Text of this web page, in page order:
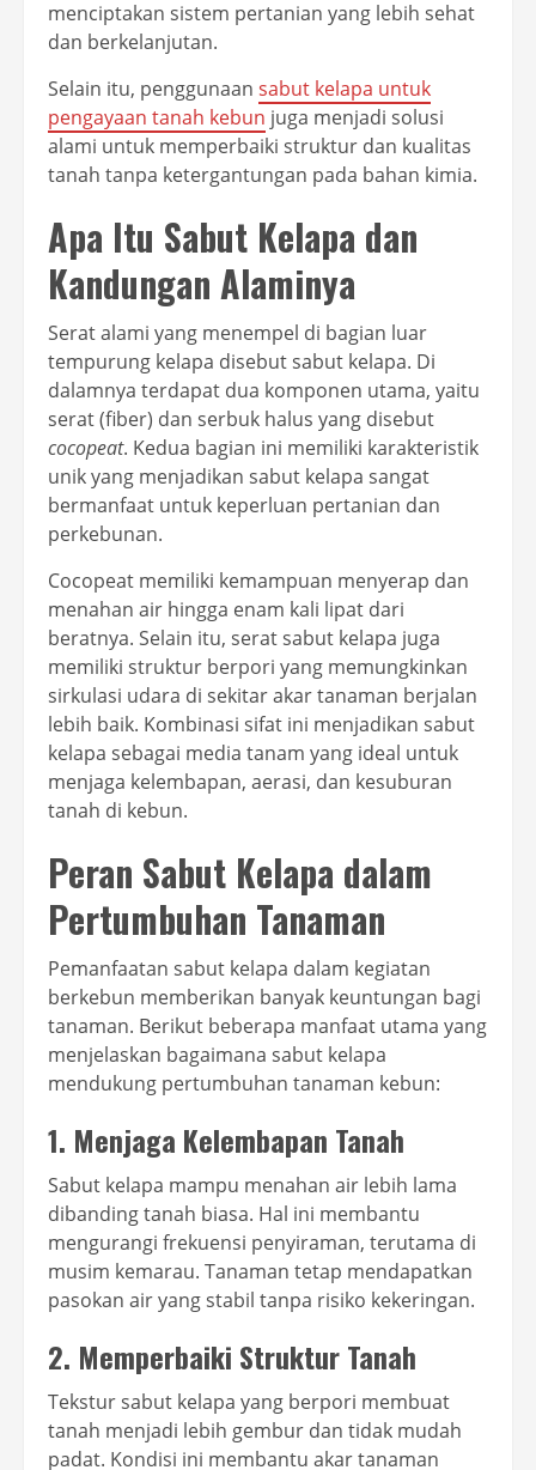
menciptakan sistem pertanian yang lebih sehat
dan berkelanjutan.
Selain itu, penggunaan sabut kelapa untuk
pengayaan tanah kebun juga menjadi solusi
alami untuk memperbaiki struktur dan kualitas
tanah tanpa ketergantungan pada bahan kimia.
Apa Itu Sabut Kelapa dan
Kandungan Alaminya
Serat alami yang menempel di bagian luar
tempurung kelapa disebut sabut kelapa. Di
dalamnya terdapat dua komponen utama, yaitu
serat (fiber) dan serbuk halus yang disebut
cocopeat. Kedua bagian ini memiliki karakteristik
unik yang menjadikan sabut kelapa sangat
bermanfaat untuk keperluan pertanian dan
perkebunan.
Cocopeat memiliki kemampuan menyerap dan
menahan air hingga enam kali lipat dari
beratnya. Selain itu, serat sabut kelapa juga
memiliki struktur berpori yang memungkinkan
sirkulasi udara di sekitar akar tanaman berjalan
lebih baik. Kombinasi sifat ini menjadikan sabut
kelapa sebagai media tanam yang ideal untuk
menjaga kelembapan, aerasi, dan kesuburan
tanah di kebun.
Peran Sabut Kelapa dalam
Pertumbuhan Tanaman
Pemanfaatan sabut kelapa dalam kegiatan
berkebun memberikan banyak keuntungan bagi
tanaman. Berikut beberapa manfaat utama yang
menjelaskan bagaimana sabut kelapa
mendukung pertumbuhan tanaman kebun:
1. Menjaga Kelembapan Tanah
Sabut kelapa mampu menahan air lebih lama
dibanding tanah biasa. Hal ini membantu
mengurangi frekuensi penyiraman, terutama di
musim kemarau. Tanaman tetap mendapatkan
pasokan air yang stabil tanpa risiko kekeringan.
2. Memperbaiki Struktur Tanah
Tekstur sabut kelapa yang berpori membuat
tanah menjadi lebih gembur dan tidak mudah
padat. Kondisi ini membantu akar tanaman